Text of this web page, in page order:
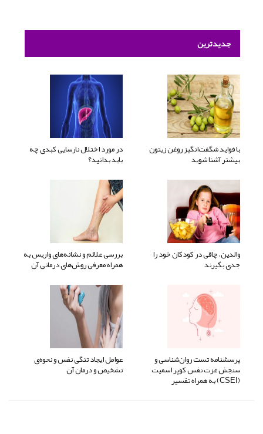
جدیدترین
با فواید شگفت‌انگیز روغن زیتون
بیشتر آشنا شوید
در مورد اختلال نارسایی کبدی چه
باید بدانید؟
والدین، چاقی در کودکان خود را
جدی بگیرند
بررسی علائم و نشانه‌های واریس به
همراه معرفی روش‌های درمانی آن
پرسشنامه تست روان‌شناسی و
سنجش عزت نفس کوپر اسمیت
(CSEI) به همراه تفسیر
عوامل ایجاد تنگی نفس و نحوه‌ی
تشخیص و درمان آن